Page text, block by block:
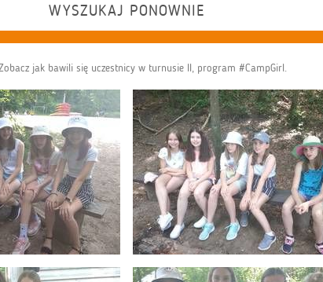
WYSZUKAJ PONOWNIE
jak bawili się uczestnicy w turnusie II, program #CampGirl.